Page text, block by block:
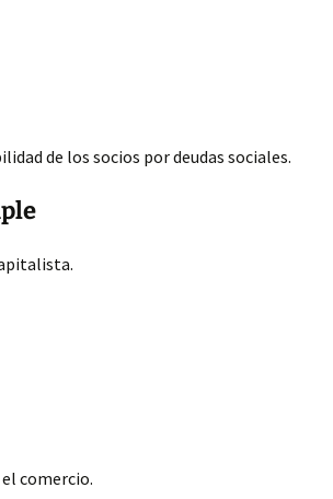
de los socios por deudas sociales.
comercio.